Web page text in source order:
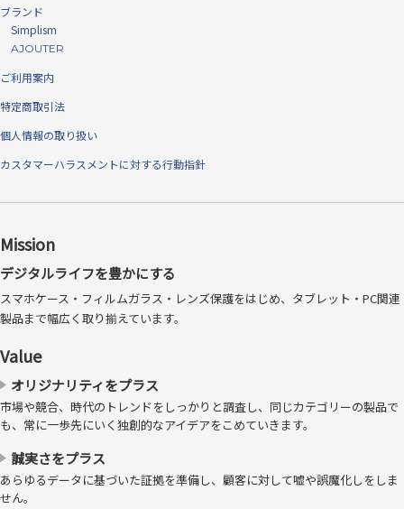
ブランド
Simplism
AJOUTER
ご利用案内
特定商取引法
個人情報の取り扱い
カスタマーハラスメントに対する行動指針
Mission
デジタルライフを豊かにする
スマホケース・フィルムガラス・レンズ保護をはじめ、タブレット・PC関連
製品まで幅広く取り揃えています。
Value
オリジナリティをプラス
市場や競合、時代のトレンドをしっかりと調査し、同じカテゴリーの製品で
も、常に一歩先にいく独創的なアイデアをこめていきます。
誠実さをプラス
あらゆるデータに基づいた証拠を準備し、顧客に対して嘘や誤魔化しをしま
せん。